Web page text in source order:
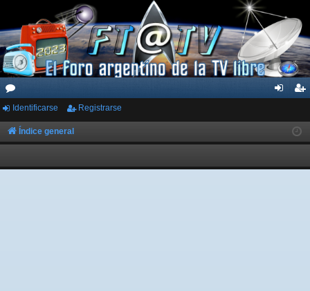
or
os
ar
ist
rs
Identificarse Registrarse
Índice general